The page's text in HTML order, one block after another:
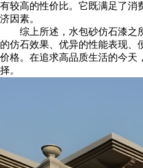
有较高的性价比。它既满足了消
济因素。
综上所述，水包砂仿石漆之
的仿石效果、优异的性能表现、
价格。在追求高品质生活的今天
择。